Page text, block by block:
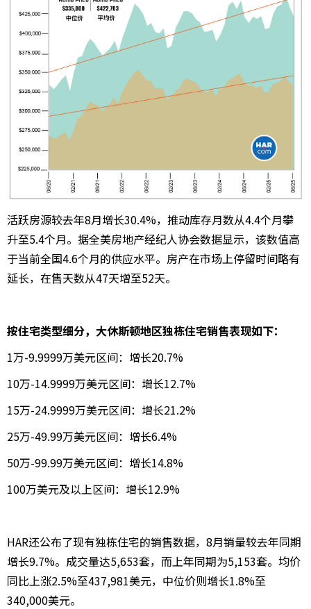
活跃房源较去年8月增长30.4%，推动库存月数从4.4个月攀
升至5.4个月。据全美房地产经纪人协会数据显示，该数值高
于当前全国4.6个月的供应水平。房产在市场上停留时间略有
延长，在售天数从47天增至52天。
按住宅类型细分，大休斯顿地区独栋住宅销售表现如下：
1万-9.9999万美元区间：增长20.7%
10万-14.9999万美元区间：增长12.7%
15万-24.9999万美元区间：增长21.2%
25万-49.99万美元区间：增长6.4%
50万-99.99万美元区间：增长14.8%
100万美元及以上区间：增长12.9%
HAR还公布了现有独栋住宅的销售数据，8月销量较去年同期
增长9.7%。成交量达5,653套，而上年同期为5,153套。均价
同比上涨2.5%至437,981美元，中位价则增长1.8%至
340,000美元。